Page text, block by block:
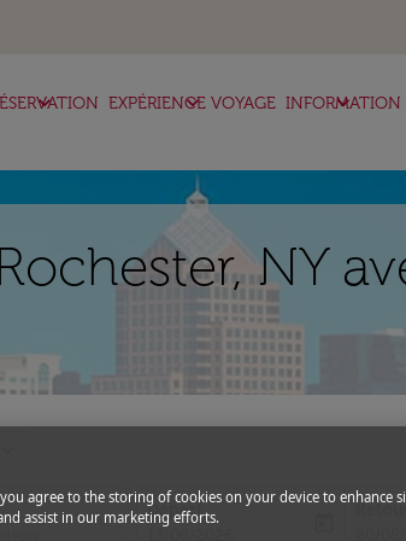
keyboard_arrow_down EXPÉRIENCE VOYAGE
keyboard_arrow_down INFORMATION
keyboard_arrow_down
NY
Départ
fc-
you agree to the storing of cookies on your device to enhance
assist in our marketing efforts.